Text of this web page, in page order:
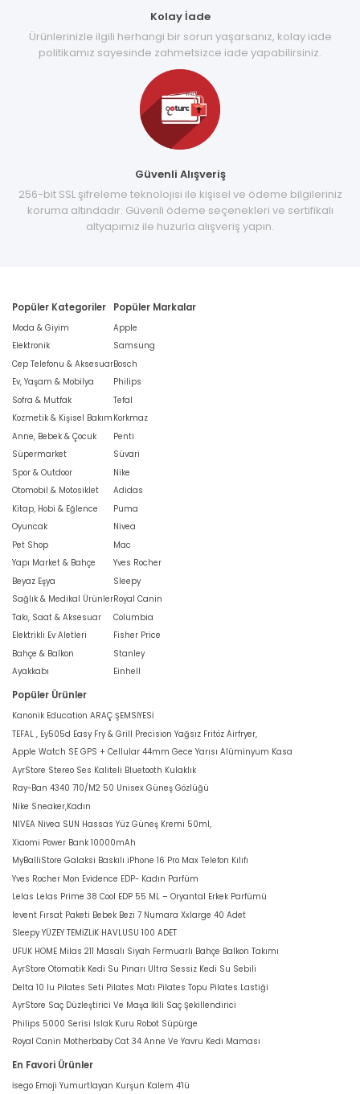
Kolay İade
Ürünlerinizle ilgili herhangi bir sorun yaşarsanız, kolay iade
politikamız sayesinde zahmetsizce iade yapabilirsiniz.
Güvenli Alışveriş
256-bit SSL şifreleme teknolojisi ile kişisel ve ödeme bilgileriniz
koruma altındadır. Güvenli ödeme seçenekleri ve sertifikalı
altyapımız ile huzurla alışveriş yapın.
Popüler Kategoriler
Moda & Giyim
Elektronik
Cep Telefonu & Aksesuar
Ev, Yaşam & Mobilya
Sofra & Mutfak
Kozmetik & Kişisel Bakım
Anne, Bebek & Çocuk
Süpermarket
Spor & Outdoor
Otomobil & Motosiklet
Kitap, Hobi & Eğlence
Oyuncak
Pet Shop
Yapı Market & Bahçe
Beyaz Eşya
Sağlık & Medikal Ürünler
Takı, Saat & Aksesuar
Elektrikli Ev Aletleri
Bahçe & Balkon
Ayakkabı
Popüler Markalar
Apple
Samsung
Bosch
Philips
Tefal
Korkmaz
Penti
Süvari
Nike
Adidas
Puma
Nivea
Mac
Yves Rocher
Sleepy
Royal Canin
Columbia
Fisher Price
Stanley
Einhell
Popüler Ürünler
Kanonik Education ARAÇ ŞEMSİYESİ
TEFAL , Ey505d Easy Fry & Grill Precision Yağsız Fritöz Airfryer,
Apple Watch SE GPS + Cellular 44mm Gece Yarısı Alüminyum Kasa
AyrStore Stereo Ses Kaliteli Bluetooth Kulaklık
Ray-Ban 4340 710/M2 50 Unisex Güneş Gözlüğü
Nike Sneaker,Kadın
NIVEA Nivea SUN Hassas Yüz Güneş Kremi 50ml,
Xiaomi Power Bank 10000mAh
MyBalliStore Galaksi Baskılı iPhone 16 Pro Max Telefon Kılıfı
Yves Rocher Mon Evidence EDP- Kadın Parfüm
Lelas Lelas Prime 38 Cool EDP 55 ML – Oryantal Erkek Parfümü
levent Fırsat Paketi Bebek Bezi 7 Numara Xxlarge 40 Adet
Sleepy YÜZEY TEMİZLİK HAVLUSU 100 ADET
UFUK HOME Milas 211 Masalı Siyah Fermuarlı Bahçe Balkon Takımı
AyrStore Otomatik Kedi Su Pınarı Ultra Sessiz Kedi Su Sebili
Delta 10 lu Pilates Seti Pilates Matı Pilates Topu Pilates Lastiği
AyrStore Saç Düzleştirici Ve Maşa İkili Saç Şekillendirici
Philips 5000 Serisi Islak Kuru Robot Süpürge
Royal Canin Motherbaby Cat 34 Anne Ve Yavru Kedi Maması
En Favori Ürünler
İsego Emoji Yumurtlayan Kurşun Kalem 4'lü